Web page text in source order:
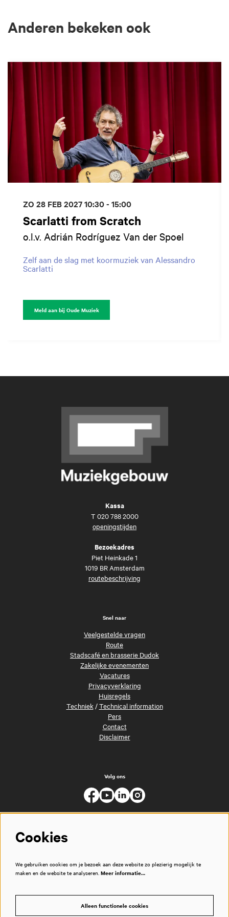
Anderen bekeken ook
Scarlatti from Scratch
o.l.v. Adrián Rodríguez Van der Spoel
Zelf aan de slag met koormuziek van Alessandro
Scarlatti
ZO 28 FEB 202710:30 - 15:00
Meld aan bij Oude Muziek
Kassa
T 020 788 2000
openingstijden
Bezoekadres
Piet Heinkade 1
1019 BR Amsterdam
routebeschrijving
Snel naar
Veelgestelde vragen
Route
Stadscafé en brasserie Dudok
Zakelijke evenementen
Vacatures
Privacyverklaring
Huisregels
Techniek/Technical information
Pers
Contact
Disclaimer
Volg ons
Cookies
We gebruiken cookies om je bezoek aan deze website zo plezierig mogelijk te
maken en de website te analyseren. Meer informatie…
Alleen functionele cookies